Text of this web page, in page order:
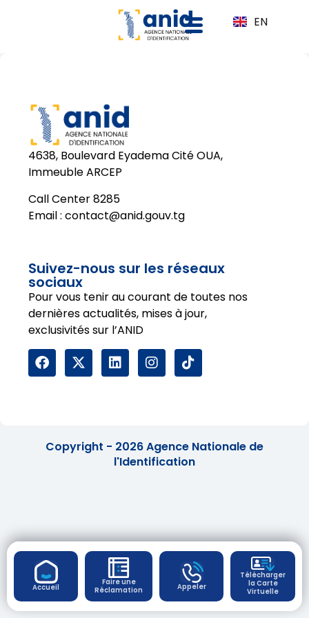
EN
Accueil
Faire une
Réclamation
Appeler
Télécharger
la Carte
Virtuelle
4638, Boulevard Eyadema Cité OUA,
Immeuble ARCEP
Call Center 8285
Email : contact@anid.gouv.tg
Suivez-nous sur les réseaux
sociaux
Pour vous tenir au courant de toutes nos
dernières actualités, mises à jour,
exclusivités sur l’ANID
Copyright - 2026 Agence Nationale de
l'Identification